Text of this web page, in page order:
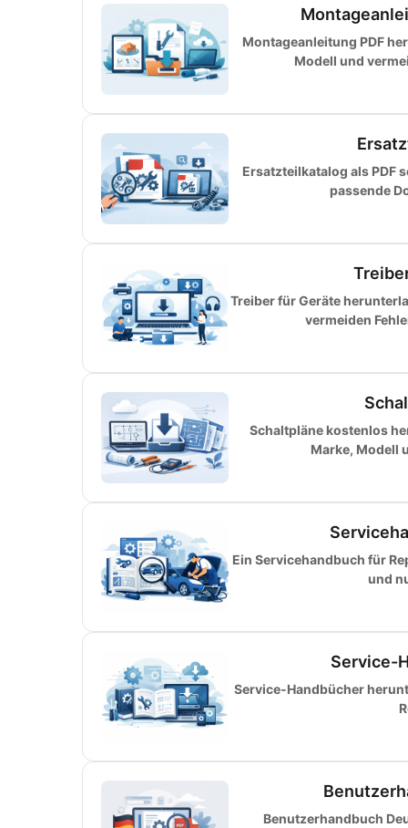
Montageanleitung PDF
Modell und
Ersatzteilkatalog als PDF
passende
Treiber für Geräte
vermeiden
Schaltpläne kostenlos
Marke, Modell
Ein Servicehandbuch für
und
Service-
Service-Handbücher
Benutzerhandbuch